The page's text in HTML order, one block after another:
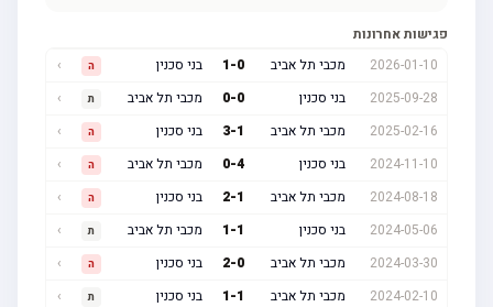
פגישות אחרונות
2026-01-10
מכבי תל אביב 1- בני סכנין
2025-09-28
בני סכנין 0- מכבי תל אביב
2025-02-16
מכבי תל אביב 3 בני סכנין
2024-11-10
בני סכנין 0- מכבי תל אביב
2024-08-18
מכבי תל אביב 2 בני סכנין
2024-05-06
בני סכנין 1 מכבי תל אביב
2024-03-30
מכבי תל אביב 2- בני סכנין
2024-02-10
מכבי תל אביב 1 בני סכנין